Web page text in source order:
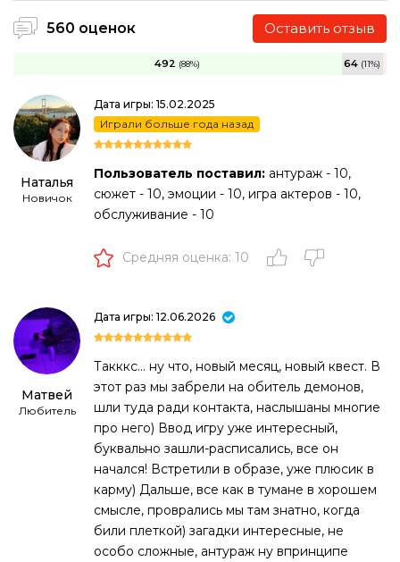
560 оценок Оставить отзыв
492 (88%) 64 (11%)
Наталья
Новичок
Дата игры: 15.02.2025
Играли больше года назад
Пользователь поставил: антураж - 10,
сюжет - 10, эмоции - 10, игра актеров - 10,
обслуживание - 10
Средняя оценка: 10
Матвей
Любитель
Дата игры: 12.06.2026
Такккс… ну что, новый месяц, новый квест. В
этот раз мы забрели на обитель демонов,
шли туда ради контакта, наслышаны многие
про него) Ввод игру уже интересный,
буквально зашли-расписались, все он
начался! Встретили в образе, уже плюсик в
карму) Дальше, все как в тумане в хорошем
смысле, проврались мы там знатно, когда
били плеткой) загадки интересные, не
особо сложные, антураж ну впринципе